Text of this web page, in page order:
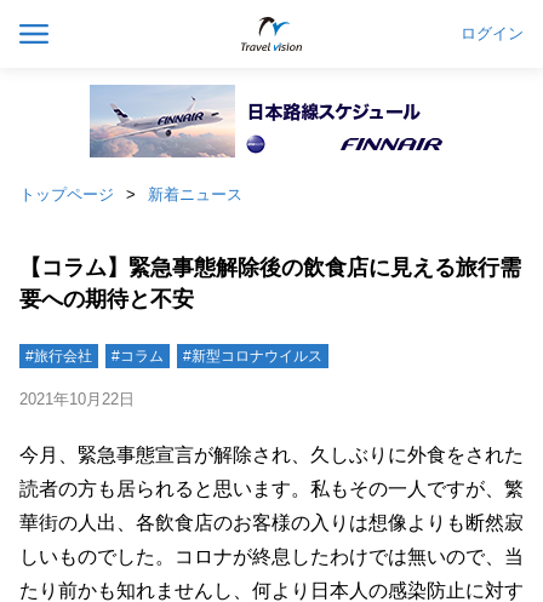
ログイン
トップページ 新着ニュース
【コラム】緊急事態解除後の飲食店に見える旅行需
要への期待と不安
#旅行会社 #コラム #新型コロナウイルス
2021年10月22日
今月、緊急事態宣言が解除され、久しぶりに外食をされた
読者の方も居られると思います。私もその一人ですが、繁
華街の人出、各飲食店のお客様の入りは想像よりも断然寂
しいものでした。コロナが終息したわけでは無いので、当
たり前かも知れませんし、何より日本人の感染防止に対す